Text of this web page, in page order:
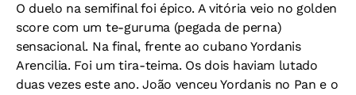
O duelo na semifinal foi épico. A vitória veio no golden
score com um te-guruma (pegada de perna)
sensacional. Na final, frente ao cubano Yordanis
Arencilia. Foi um tira-teima. Os dois haviam lutado
duas vezes este ano. João venceu Yordanis no Pan e o